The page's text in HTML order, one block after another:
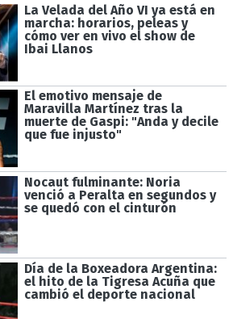
La Velada del Año VI ya está en
marcha: horarios, peleas y
cómo ver en vivo el show de
Ibai Llanos
El emotivo mensaje de
Maravilla Martínez tras la
muerte de Gaspi: "Anda y decile
que fue injusto"
Nocaut fulminante: Noria
venció a Peralta en segundos y
se quedó con el cinturón
Día de la Boxeadora Argentina:
el hito de la Tigresa Acuña que
cambió el deporte nacional